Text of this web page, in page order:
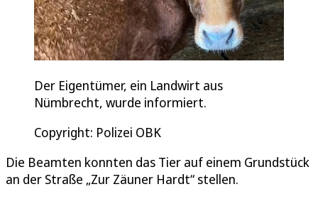
Der Eigentümer, ein Landwirt aus
Nümbrecht, wurde informiert.
Copyright: Polizei OBK
Die Beamten konnten das Tier auf einem Grundstück
an der Straße „Zur Zäuner Hardt“ stellen.